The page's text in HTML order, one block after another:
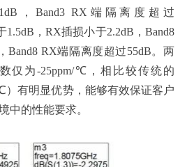
，Band3 RX端隔离度超过
1.5dB，RX插损小于2.2dB，Band8
Band8 RX端隔离度超过55dB。两
仅为-25ppm/℃，相比较传统的
）有明显优势，能够有效保证客户
中的性能要求。